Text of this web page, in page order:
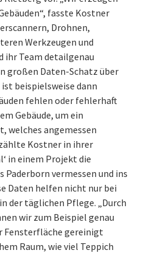
fasste Kostner
Drohnen,
Werkzeugen und
ihr Team detailgenau
großen Daten-Schatz über
ist beispielsweise dann
fehlen oder fehlerhaft
Gebäude, um ein
welches angemessen
Kostner in ihrer
in einem Projekt die
Paderborn vermessen und ins
Daten helfen nicht nur bei
der täglichen Pflege. „Durch
wir zum Beispiel genau
Fensterfläche gereinigt
Raum, wie viel Teppich